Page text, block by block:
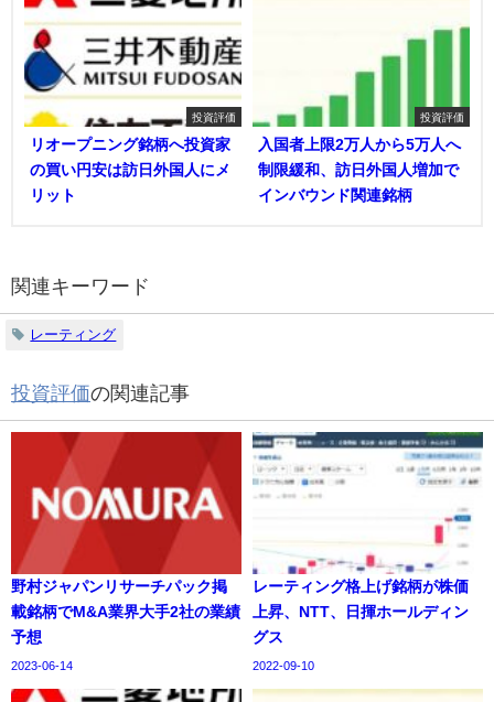
投資評価
リオープニング銘柄へ投資家
の買い円安は訪日外国人にメ
リット
投資評価
入国者上限2万人から5万人へ
制限緩和、訪日外国人増加で
インバウンド関連銘柄
関連キーワード
レーティング
投資評価の関連記事
野村ジャパンリサーチパック掲
載銘柄でM&A業界大手2社の業績
予想
2023-06-14
レーティング格上げ銘柄が株価
上昇、NTT、日揮ホールディン
グス
2022-09-10